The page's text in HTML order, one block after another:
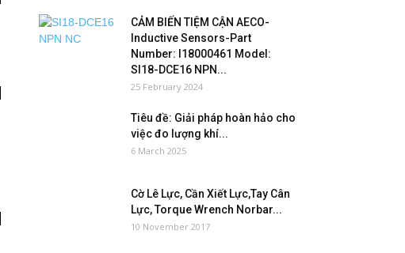
CẢM BIẾN TIỆM CẬN AECO-
Inductive Sensors-Part
Number: I18000461 Model:
SI18-DCE16 NPN...
25 February 2024
Tiêu đề: Giải pháp hoàn hảo cho
việc đo lượng khí...
6 March 2025
Cờ Lê Lực, Cần Xiết Lực,Tay Cân
Lực, Torque Wrench Norbar...
10 November 2017